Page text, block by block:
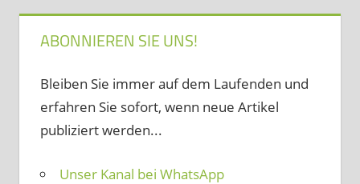
ABONNIEREN SIE UNS!
Bleiben Sie immer auf dem Laufenden und
erfahren Sie sofort, wenn neue Artikel
publiziert werden...
Unser Kanal bei WhatsApp